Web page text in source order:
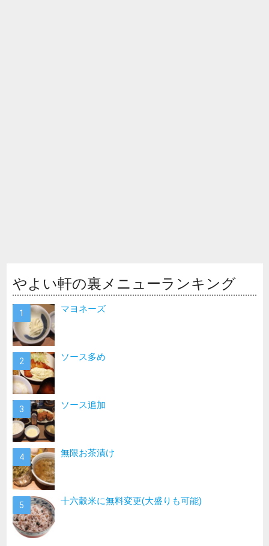
やよい軒の裏メニューランキング
マヨネーズ
ソース多め
ソース追加
無限お茶漬け
十六穀米に無料変更(大盛りも可能)